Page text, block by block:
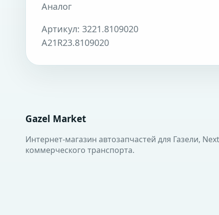
Аналог
Артикул: 3221.8109020
А21R23.8109020
Gazel Market
Интернет-магазин автозапчастей для Газели,
коммерческого транспорта.